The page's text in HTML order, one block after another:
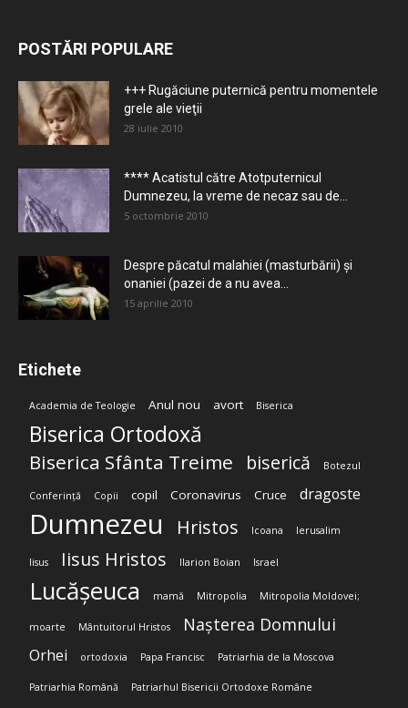
POSTĂRI POPULARE
+++ Rugăciune puternică pentru momentele
grele ale vieţii
28 iulie 2010
**** Acatistul către Atotputernicul
Dumnezeu, la vreme de necaz sau de...
5 octombrie 2010
Despre păcatul malahiei (masturbării) şi
onaniei (pazei de a nu avea...
15 aprilie 2010
Etichete
Academia de Teologie Anul nou avort Biserica
Biserica Ortodoxă
Biserica Sfânta Treime biserică Botezul
Conferință Copii copil Coronavirus Cruce dragoste
Dumnezeu Hristos Icoana Ierusalim
Iisus Iisus Hristos Ilarion Boian Israel
Lucășeuca mamă Mitropolia Mitropolia Moldovei;
moarte Mântuitorul Hristos Nașterea Domnului
Orhei ortodoxia Papa Francisc Patriarhia de la Moscova
Patriarhia Română Patriarhul Bisericii Ortodoxe Române